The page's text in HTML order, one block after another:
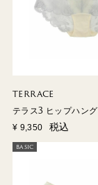
TERRACE
テラス3 ヒップハング
¥ 9,350 税込
BASIC